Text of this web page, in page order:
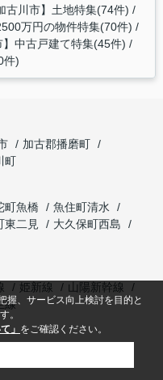
古川市】土地特集(74件)
万円の物件特集(70件)
】中古戸建て特集(45件)
件)
加古郡播磨町
町
町魚橋
魚住町清水
東二見
大久保町西島
姫新線
山陽新幹線
線
握、サービス向上検討を目的と
。
」 をご確認ください。